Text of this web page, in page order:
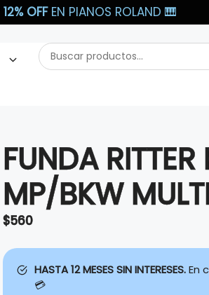
12% OFFEN PIANOS ROLAND 🎹​
Buscar
productos...
FUNDA
MP/BKW
$560
HASTA 12 MESES SIN INTERESES.En
💳